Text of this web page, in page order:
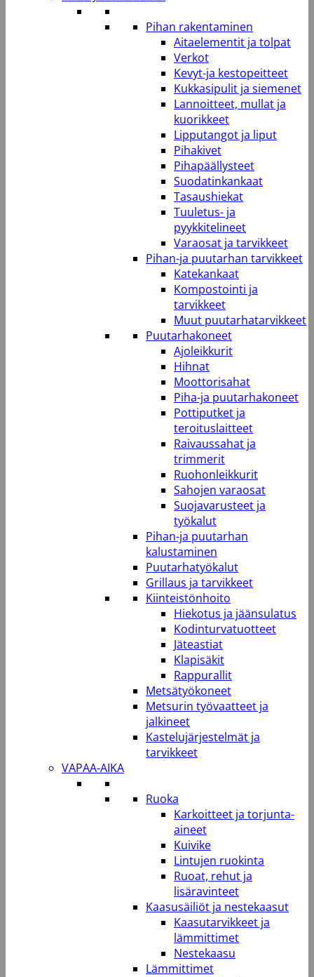
Pihan rakentaminen
Aitaelementit ja tolpat
Verkot
Kevyt-ja kestopeitteet
Kukkasipulit ja siemenet
Lannoitteet, mullat ja
kuorikkeet
Lipputangot ja liput
Pihakivet
Pihapäällysteet
Suodatinkankaat
Tasaushiekat
Tuuletus- ja
pyykkitelineet
Varaosat ja tarvikkeet
Pihan-ja puutarhan tarvikkeet
Katekankaat
Kompostointi ja
tarvikkeet
Muut puutarhatarvikkeet
Puutarhakoneet
Ajoleikkurit
Hihnat
Moottorisahat
Piha-ja puutarhakoneet
Pottiputket ja
teroituslaitteet
Raivaussahat ja
trimmerit
Ruohonleikkurit
Sahojen varaosat
Suojavarusteet ja
työkalut
Pihan-ja puutarhan
kalustaminen
Puutarhatyökalut
Grillaus ja tarvikkeet
Kiinteistönhoito
Hiekotus ja jäänsulatus
Kodinturvatuotteet
Jäteastiat
Klapisäkit
Rappurallit
Metsätyökoneet
Metsurin työvaatteet ja
jalkineet
Kastelujärjestelmät ja
tarvikkeet
VAPAA-AIKA
Ruoka
Karkoitteet ja torjunta-
aineet
Kuivike
Lintujen ruokinta
Ruoat, rehut ja
lisäravinteet
Kaasusäiliöt ja nestekaasut
Kaasutarvikkeet ja
lämmittimet
Nestekaasu
Lämmittimet